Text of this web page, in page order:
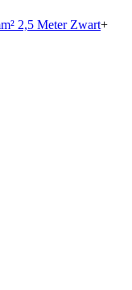
2,5 Meter Zwart+